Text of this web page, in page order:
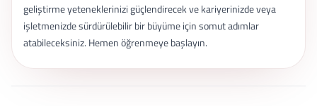
geliştirme yeteneklerinizi güçlendirecek ve kariyerinizde veya
işletmenizde sürdürülebilir bir büyüme için somut adımlar
atabileceksiniz. Hemen öğrenmeye başlayın.